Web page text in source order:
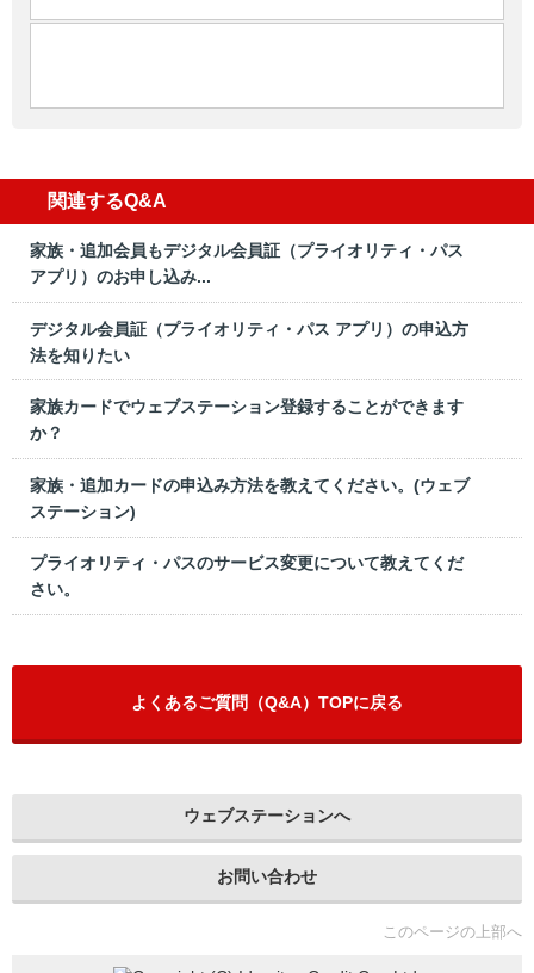
関連するQ&A
家族・追加会員もデジタル会員証（プライオリティ・パス
アプリ）のお申し込み...
デジタル会員証（プライオリティ・パス アプリ）の申込方
法を知りたい
家族カードでウェブステーション登録することができます
か？
家族・追加カードの申込み方法を教えてください。(ウェブ
ステーション)
プライオリティ・パスのサービス変更について教えてくだ
さい。
よくあるご質問（Q&A）TOPに戻る
ウェブステーションへ
お問い合わせ
このページの上部へ